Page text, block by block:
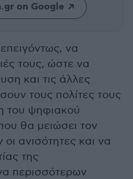
on Google
να
τους, ώστε να
και τις άλλες
τους πολίτες τους
του ψηφιακού
θα μειώσει τον
ανισότητες και να
της
περισσότερων